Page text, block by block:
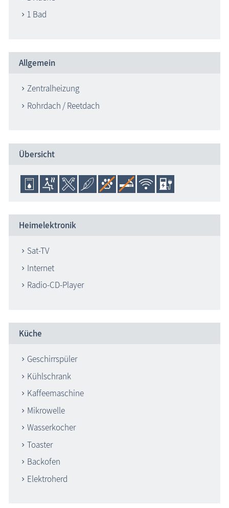
1 Bad
Allgemein
Zentralheizung
Rohrdach / Reetdach
Übersicht
Heimelektronik
Sat-TV
Internet
Radio-CD-Player
Küche
Geschirrspüler
Kühlschrank
Kaffeemaschine
Mikrowelle
Wasserkocher
Toaster
Backofen
Elektroherd